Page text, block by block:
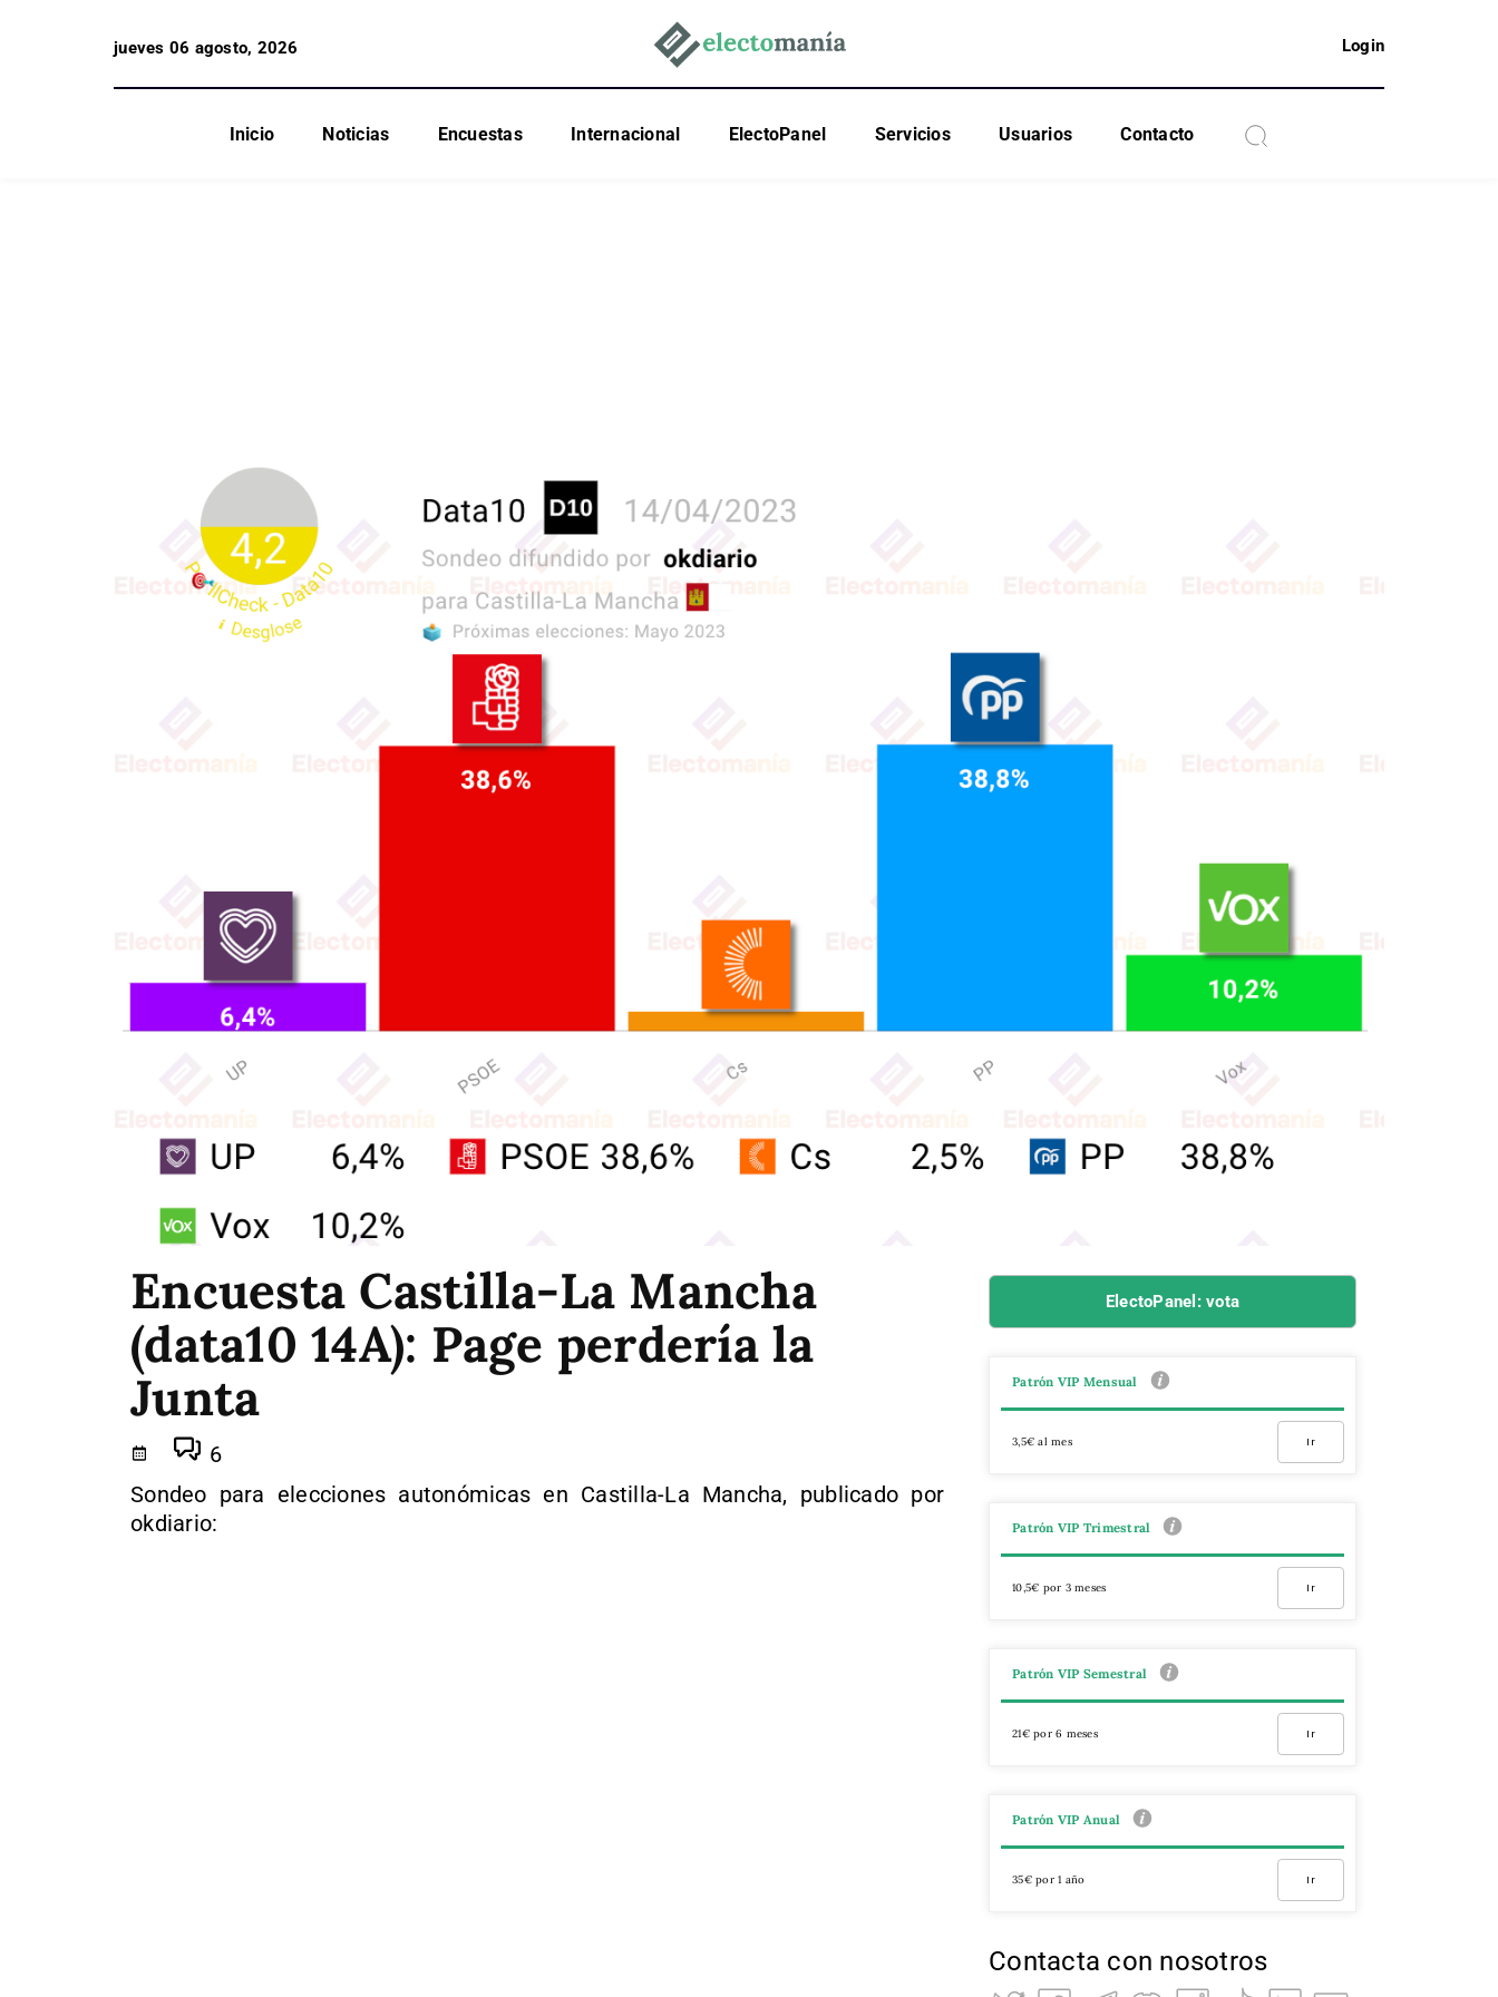
jueves 06 agosto, 2026 Login
Inicio Noticias Encuestas Internacional ElectoPanel Servicios Usuarios Contacto
Encuesta Castilla-La Mancha
(data10 14A): Page perdería la
Junta
6
Sondeo para elecciones autonómicas en Castilla-La Mancha, publicado por
okdiario:
ElectoPanel: vota
Patrón VIP Mensual
3,5€ al mes Ir
Patrón VIP Trimestral
10,5€ por 3 meses Ir
Patrón VIP Semestral
21€ por 6 meses Ir
Patrón VIP Anual
35€ por 1 año Ir
Contacta con nosotros